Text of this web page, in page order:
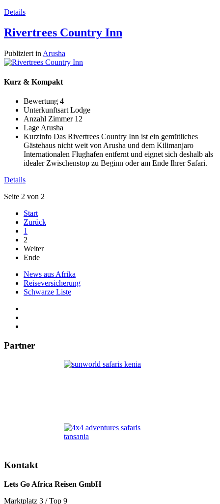
Details
Rivertrees Country Inn
Publiziert in Arusha
Kurz & Kompakt
Bewertung 4
Unterkunftsart Lodge
Anzahl Zimmer 12
Lage Arusha
Kurzinfo Das Rivertrees Country Inn ist ein gemütliches
Gästehaus nicht weit von Arusha und dem Kilimanjaro
Internationalen Flughafen entfernt und eignet sich deshalb als
idealer Zwischenstop zu Beginn oder am Ende Ihrer Safari.
Details
Seite 2 von 2
Start
Zurück
1
2
Weiter
Ende
News aus Afrika
Reiseversicherung
Schwarze Liste
Partner
Kontakt
Lets Go Africa Reisen GmbH
Marktplatz 3 / Top 9